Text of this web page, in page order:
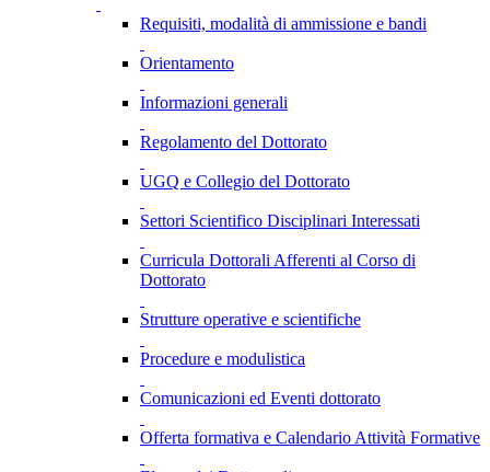
Requisiti, modalità di ammissione e bandi
Orientamento
Informazioni generali
Regolamento del Dottorato
UGQ e Collegio del Dottorato
Settori Scientifico Disciplinari Interessati
Curricula Dottorali Afferenti al Corso di
Dottorato
Strutture operative e scientifiche
Procedure e modulistica
Comunicazioni ed Eventi dottorato
Offerta formativa e Calendario Attività Formative